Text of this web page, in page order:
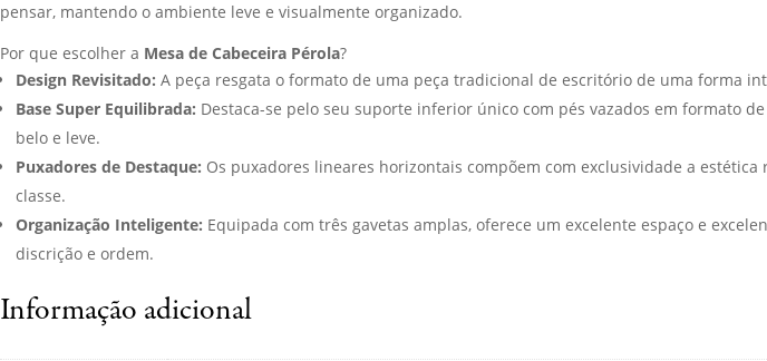
pensar, mantendo o ambiente leve e visualmente organizado.
Por que escolher a Mesa de Cabeceira Pérola?
Design Revisitado: A peça resgata o formato de uma peça tradicional de escritório de uma forma
Base Super Equilibrada: Destaca-se pelo seu suporte inferior único com pés vazados em formato
belo e leve.
Puxadores de Destaque: Os puxadores lineares horizontais compõem com exclusividade a
classe.
Organização Inteligente: Equipada com três gavetas amplas, oferece um excelente espaço e
discrição e ordem.
Informação adicional